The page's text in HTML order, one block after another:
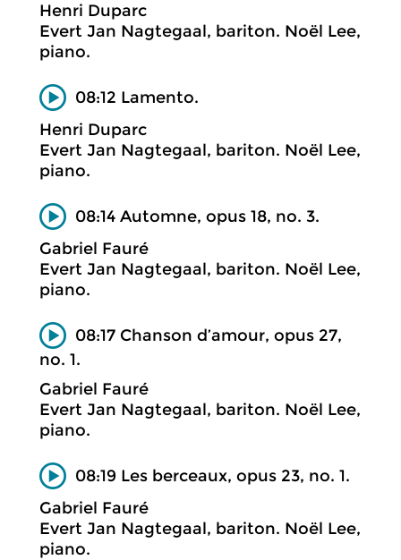
Henri Duparc
Evert Jan Nagtegaal, bariton. Noël Lee,
piano.
08:12 Lamento.
Henri Duparc
Evert Jan Nagtegaal, bariton. Noël Lee,
piano.
08:14 Automne, opus 18, no. 3.
Gabriel Fauré
Evert Jan Nagtegaal, bariton. Noël Lee,
piano.
08:17 Chanson d’amour, opus 27,
no. 1.
Gabriel Fauré
Evert Jan Nagtegaal, bariton. Noël Lee,
piano.
08:19 Les berceaux, opus 23, no. 1.
Gabriel Fauré
Evert Jan Nagtegaal, bariton. Noël Lee,
piano.